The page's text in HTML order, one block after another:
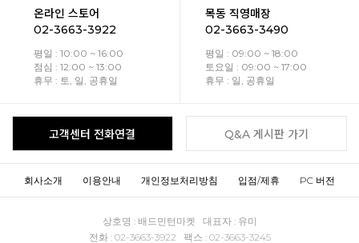
온라인 스토어
02-3663-3922
평일 : 10:00 ~ 16:00
점심 : 12:00 ~ 13:00
휴무 : 토, 일, 공휴일
목동 직영매장
02-3663-3490
평일 : 09:00 ~ 18:00
토요일 : 09:00 ~ 17:00
휴무 : 일, 공휴일
고객센터 전화연결 Q&A 게시판 가기
회사소개 이용안내 개인정보처리방침 입점/제휴 PC 버전
상호명 : 배드민턴마켓 대표자 : 유미
전화 : 02-3663-3922 팩스 : 02-3663-3245